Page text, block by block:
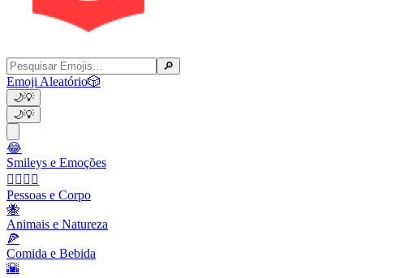
🔎
Emoji Aleatório🎲
🌙💡
🌙💡
😂
Smileys e Emoções
👩‍❤️‍💋‍👨
Pessoas e Corpo
🐝
Animais e Natureza
🍕
Comida e Bebida
🌇